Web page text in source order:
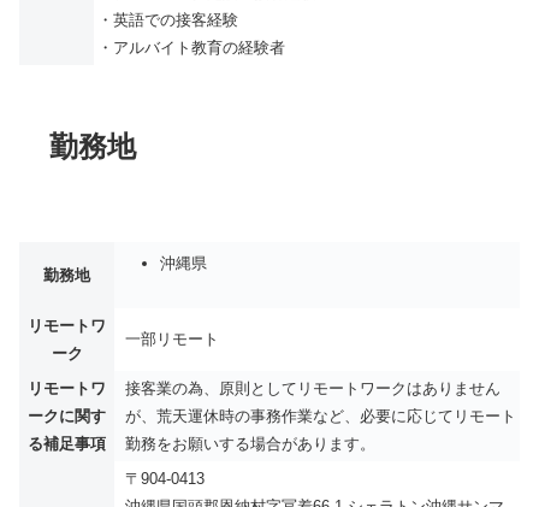
・英語での接客経験
・アルバイト教育の経験者
勤務地
勤務地
沖縄県
リモートワ
ーク
一部リモート
リモートワ
ークに関す
る補足事項
接客業の為、原則としてリモートワークはありません
が、荒天運休時の事務作業など、必要に応じてリモート
勤務をお願いする場合があります。
〒904-0413